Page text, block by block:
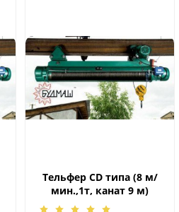
Тельфер CD типа (8 м/
мин.,1т, канат 9 м)